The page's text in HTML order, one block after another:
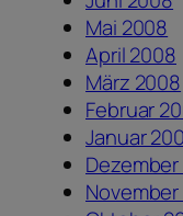
Mai 2008
April 2008
März 2008
Februar
Januar